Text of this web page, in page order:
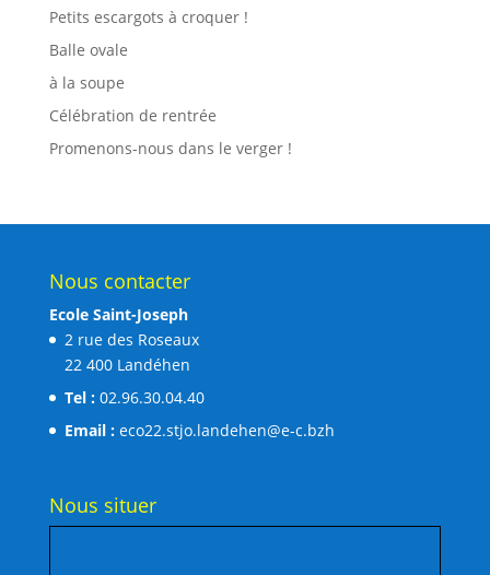
Petits escargots à croquer !
Balle ovale
à la soupe
Célébration de rentrée
Promenons-nous dans le verger !
Nous contacter
Ecole Saint-Joseph
2 rue des Roseaux
22 400 Landéhen
Tel :02.96.30.04.40
Email :eco22.stjo.landehen@e-c.bzh
Nous situer